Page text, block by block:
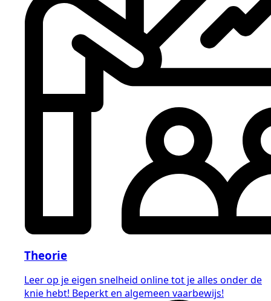
Theorie
Leer op je eigen snelheid online tot je alles onder de
knie hebt! Beperkt en algemeen vaarbewijs!